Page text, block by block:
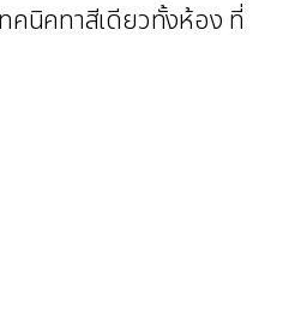
คนิคทาสีเดียวทั้งห้อง ที่